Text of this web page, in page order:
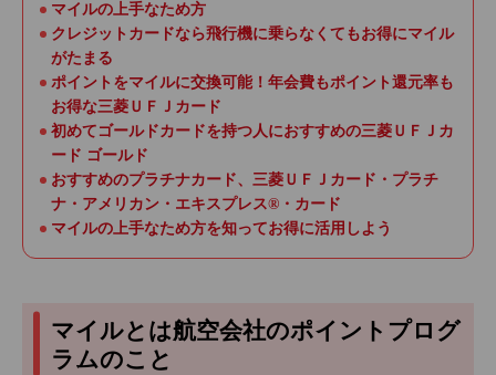
マイルの上手なため方
クレジットカードなら飛行機に乗らなくてもお得にマイル
がたまる
ポイントをマイルに交換可能！年会費もポイント還元率も
お得な三菱ＵＦＪカード
初めてゴールドカードを持つ人におすすめの三菱ＵＦＪカ
ード ゴールド
おすすめのプラチナカード、三菱ＵＦＪカード・プラチ
ナ・アメリカン・エキスプレス®・カード
マイルの上手なため方を知ってお得に活用しよう
マイルとは航空会社のポイントプログ
ラムのこと